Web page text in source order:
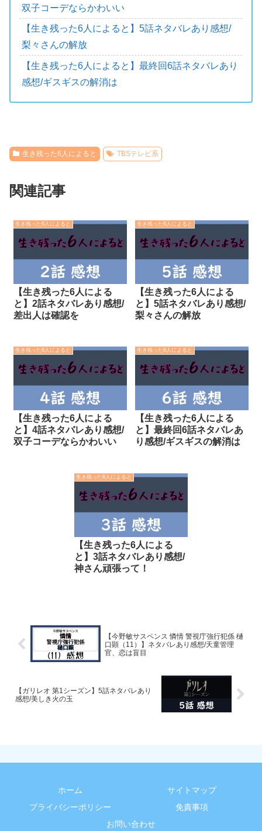
双子コーデならかわいい
【生き残った6人によると】5話ネタバレあり感想/
梨々さんの解放
【生き残った6人によると】最終回6話ネタバレあり
感想/ギスギスの解消は
生き残った6人によると TBSテレビ系
関連記事
生き残った6人によると
【生き残った6人による
と】2話ネタバレあり感想/
差出人は確認を
生き残った6人によると
【生き残った6人による
と】5話ネタバレあり感想/
梨々さんの解放
生き残った6人によると
【生き残った6人による
と】4話ネタバレあり感想/
双子コーデならかわいい
生き残った6人によると
【生き残った6人による
と】最終回6話ネタバレあ
り感想/ギスギスの解消は
生き残った6人によると
【生き残った6人による
と】3話ネタバレあり感想/
神さん頑張って！
【今野敏サスペンス 憐情 警視庁強行犯係 樋
口顕（11）】ネタバレあり感想/天童管理
官、恋は盲目
【ガリレオ 第1シーズン】5話ネタバレあり
感想/美しき火の玉
ホーム
サイトマップ
プライバシーポリシー
免責事項
お問い合わせ